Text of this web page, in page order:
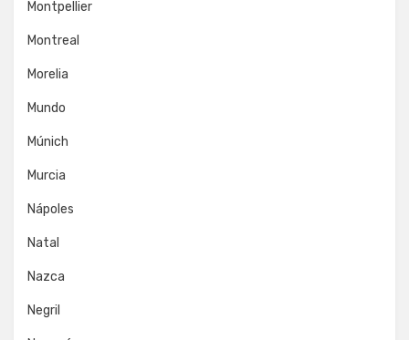
Montpellier
Montreal
Morelia
Mundo
Múnich
Murcia
Nápoles
Natal
Nazca
Negril